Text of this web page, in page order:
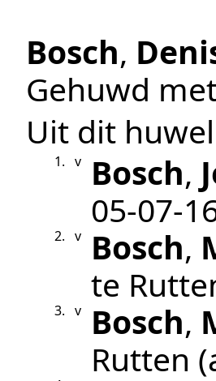
Bosch,
Gehuwd
Uit dit
1. v Bosch,
2. v Bosch,
te
3. v Bosch,
Rutten